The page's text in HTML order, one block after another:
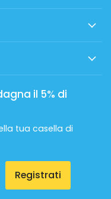
il 5% di
tua casella di
Registrati